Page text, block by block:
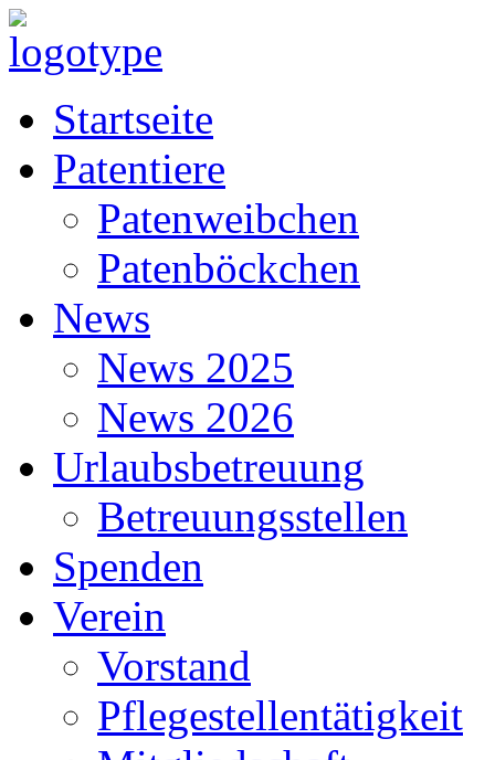
Startseite
Patentiere
Patenweibchen
Patenböckchen
News
News 2025
News 2026
Urlaubsbetreuung
Betreuungsstellen
Spenden
Verein
Vorstand
Pflegestellentätigkeit